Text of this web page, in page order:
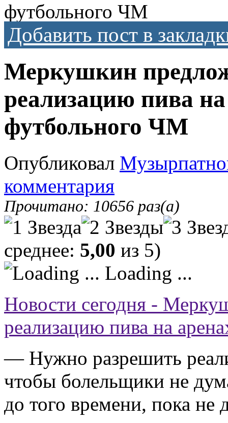
футбольного ЧМ
Добавить пост в
Меркушкин
реализацию пива
футбольного ЧМ
Опубликовал
комментария
Прочитано: 10656 раз(а)
среднее: 5,00 из 5)
Loading ...
Новости сегодня -
реализацию пива на
— Нужно разрешить
чтобы болельщики не
до того времени, пока не